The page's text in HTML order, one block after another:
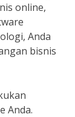
online,
Anda
bisnis
Anda.